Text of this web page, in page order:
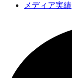
メディア実績